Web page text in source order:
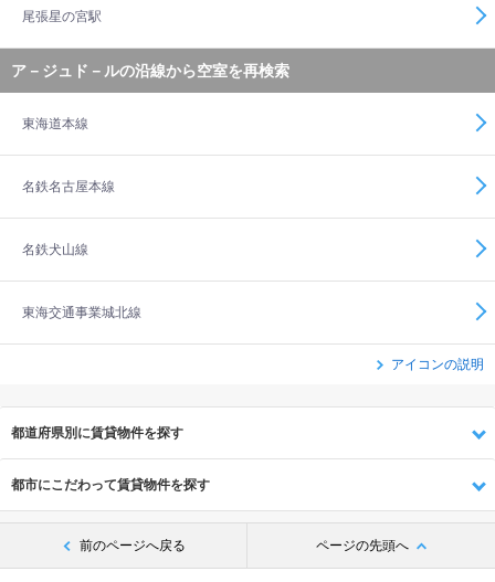
尾張星の宮駅
ア－ジュド－ルの沿線から空室を再検索
東海道本線
名鉄名古屋本線
名鉄犬山線
東海交通事業城北線
アイコンの説明
都道府県別に賃貸物件を探す
都市にこだわって賃貸物件を探す
前のページへ戻る ページの先頭へ